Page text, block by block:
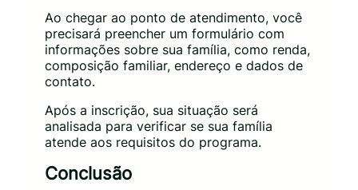
Ao chegar ao ponto de atendimento, você
precisará preencher um formulário com
informações sobre sua família, como renda,
composição familiar, endereço e dados de
contato.
Após a inscrição, sua situação será
analisada para verificar se sua família
atende aos requisitos do programa.
Conclusão